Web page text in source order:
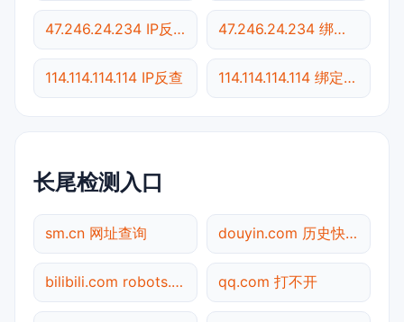
47.246.24.234 IP反查 47.246.24.234 绑定域名
114.114.114.114 IP反查 114.114.114.114 绑定域名
长尾检测入口
sm.cn 网址查询 douyin.com 历史快照
bilibili.com robots.txt检测 qq.com 打不开